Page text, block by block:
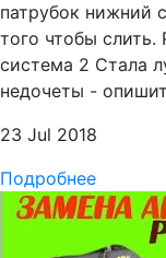
патрубок нижний
того чтобы слить.
система 2 Стала
недочеты -
23 Jul 2018
Подробнее